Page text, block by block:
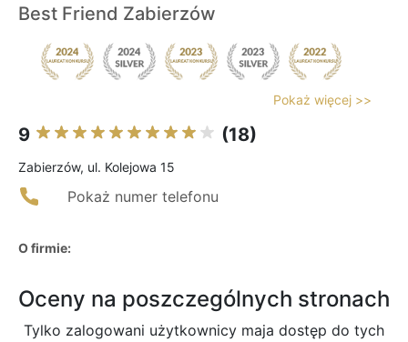
Best Friend Zabierzów
Pokaż więcej >>
9 (18)
Zabierzów, ul. Kolejowa 15
Pokaż numer telefonu
O firmie:
Oceny na poszczególnych stronach
Tylko zalogowani użytkownicy maja dostęp do tych